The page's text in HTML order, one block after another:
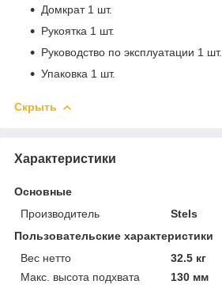
Домкрат 1 шт.
Рукоятка 1 шт.
Руководство по эксплуатации 1 шт.
Упаковка 1 шт.
Скрыть
Характеристики
Основные
Производитель
Stels
Пользовательские характеристики
Вес нетто
32.5 кг
Макс. высота подхвата
130 мм